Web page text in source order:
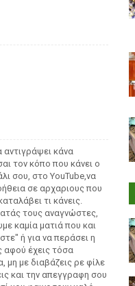
αντιγράψει κάνα
τον κόπο που κάνει ο
σου, στο YouTube,να
σε αρχαριους που
τι κάνεις.
τους αναγνώστες,
καμία ματιά που και
ή για να περάσει η
αφού έχεις τόσα
μη με διαβάζεις ρε φίλε
και την απεγγραφη σου